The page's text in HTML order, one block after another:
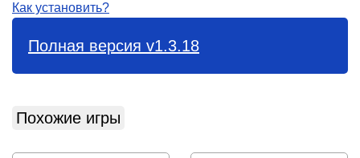
Как установить?
Полная версия v1.3.18
Похожие игры